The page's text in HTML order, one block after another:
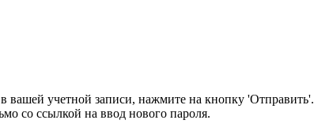
вашей учетной записи, нажмите на кнопку 'Отправить'.
со ссылкой на ввод нового пароля.